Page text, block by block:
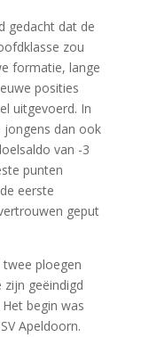
gedacht dat de
zou
formatie, lange
posities
uitgevoerd. In
jongens dan ook
van -3
punten
eerste
geput
ploegen
geëindigd
begin was
Apeldoorn.